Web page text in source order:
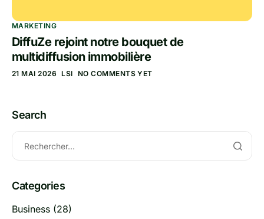
MARKETING
DiffuZe rejoint notre bouquet de
multidiffusion immobilière
21 MAI 2026 LSI NO COMMENTS YET
Search
Categories
Business (28)